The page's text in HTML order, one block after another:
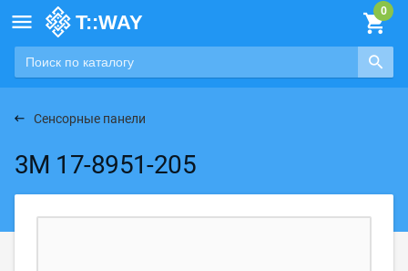

Сенсорные панели
3M 17-8951-205